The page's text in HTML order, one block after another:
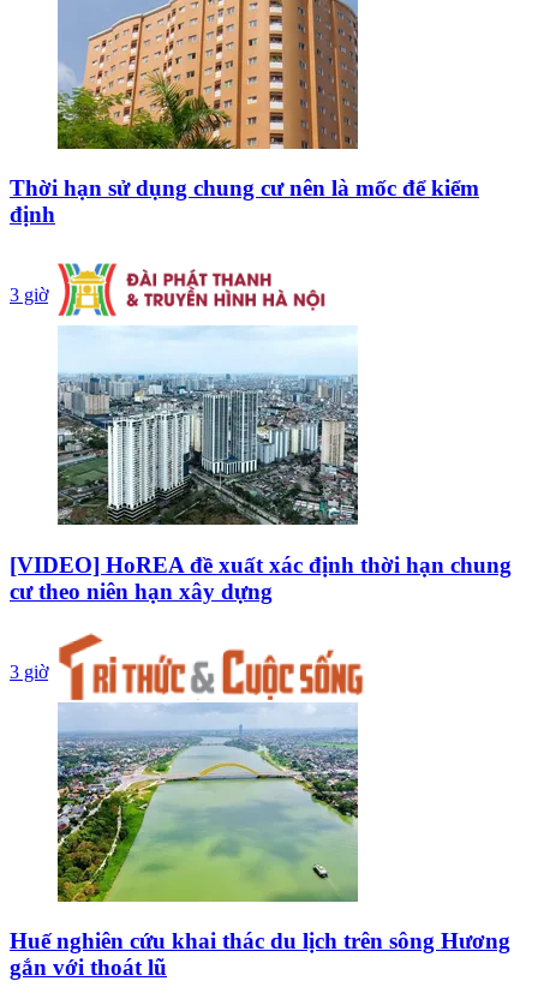
Thời hạn sử dụng chung cư nên là mốc để kiểm
định
3 giờ
[VIDEO] HoREA đề xuất xác định thời hạn chung
cư theo niên hạn xây dựng
3 giờ
Huế nghiên cứu khai thác du lịch trên sông Hương
gắn với thoát lũ